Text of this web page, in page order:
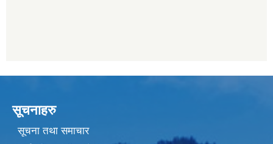
सूचनाहरु
सूचना तथा समाचार